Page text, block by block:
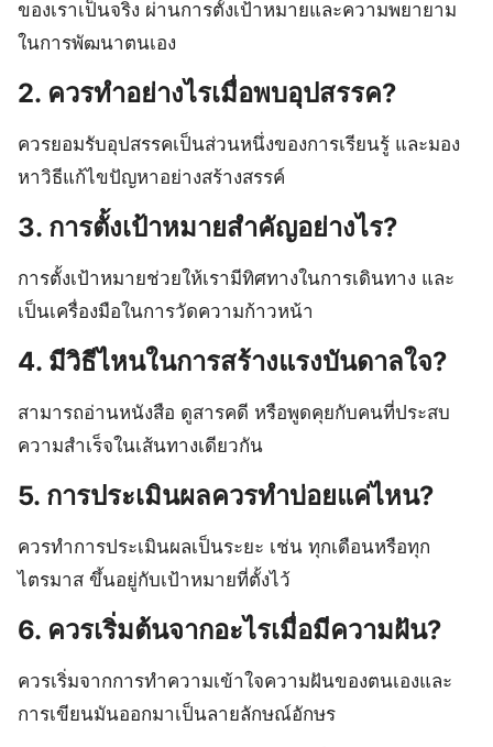
ของเราเป็นจริง ผ่านการตั้งเป้าหมายและความพยายาม
ในการพัฒนาตนเอง
2. ควรทำอย่างไรเมื่อพบอุปสรรค?
ควรยอมรับอุปสรรคเป็นส่วนหนึ่งของการเรียนรู้ และมอง
หาวิธีแก้ไขปัญหาอย่างสร้างสรรค์
3. การตั้งเป้าหมายสำคัญอย่างไร?
การตั้งเป้าหมายช่วยให้เรามีทิศทางในการเดินทาง และ
เป็นเครื่องมือในการวัดความก้าวหน้า
4. มีวิธีไหนในการสร้างแรงบันดาลใจ?
สามารถอ่านหนังสือ ดูสารคดี หรือพูดคุยกับคนที่ประสบ
ความสำเร็จในเส้นทางเดียวกัน
5. การประเมินผลควรทำบ่อยแค่ไหน?
ควรทำการประเมินผลเป็นระยะ เช่น ทุกเดือนหรือทุก
ไตรมาส ขึ้นอยู่กับเป้าหมายที่ตั้งไว้
6. ควรเริ่มต้นจากอะไรเมื่อมีความฝัน?
ควรเริ่มจากการทำความเข้าใจความฝันของตนเองและ
การเขียนมันออกมาเป็นลายลักษณ์อักษร